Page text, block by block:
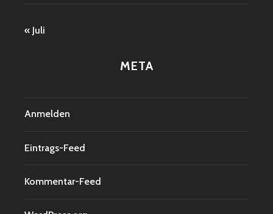
« Juli
META
Anmelden
Eintrags-Feed
Kommentar-Feed